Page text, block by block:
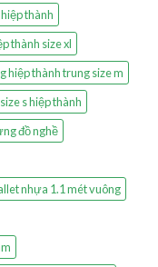
thành
thành size xl
hiệp thành trung size m
s hiệp thành
đồ nghề
nhựa 1.1 mét vuông